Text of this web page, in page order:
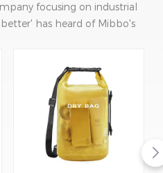
focusing on industrial
has heard of Mibbo's